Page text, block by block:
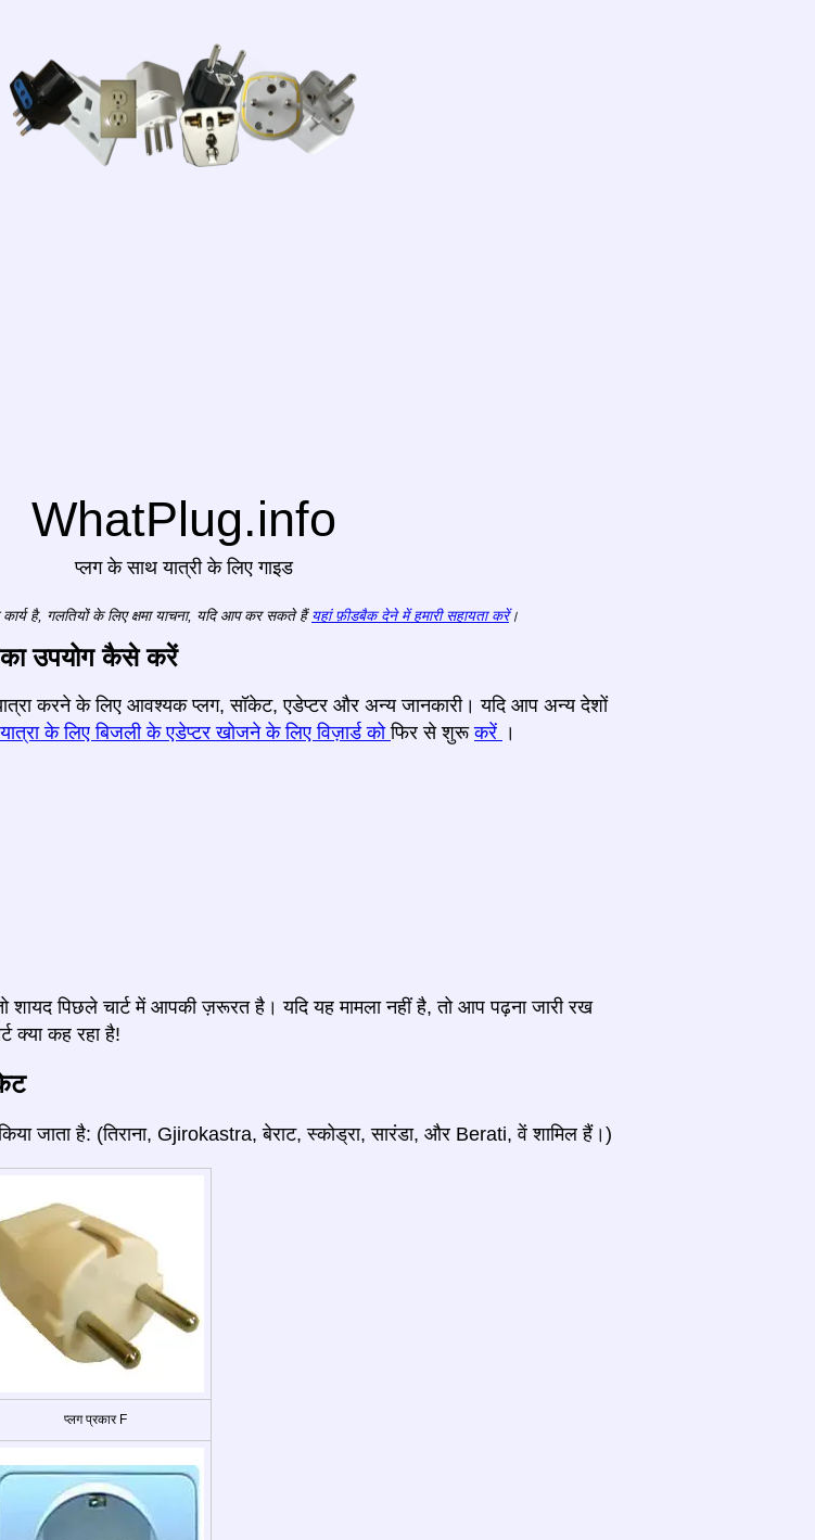
WhatPlug.info
प्लग के साथ यात्री के लिए गाइड
है, गलतियों के लिए क्षमा याचना, यदि आप कर सकते हैं यहां फ़ीडबैक देने में हमारी सहायता करें।
का उपयोग कैसे करें
करने के लिए आवश्यक प्लग, सॉकेट, एडेप्टर और अन्य जानकारी। यदि आप अन्य देशों
के लिए बिजली के एडेप्टर खोजने के लिए विज़ार्ड कोफिर से शुरूकरें ।
पिछले चार्ट में आपकी ज़रूरत है। यदि यह मामला नहीं है, तो आप पढ़ना जारी रख
क्या कह रहा है!
जाता है: (तिराना, Gjirokastra, बेराट, स्कोड्रा, सारंडा, और Berati, वें शामिल हैं।)
प्लग प्रकार F